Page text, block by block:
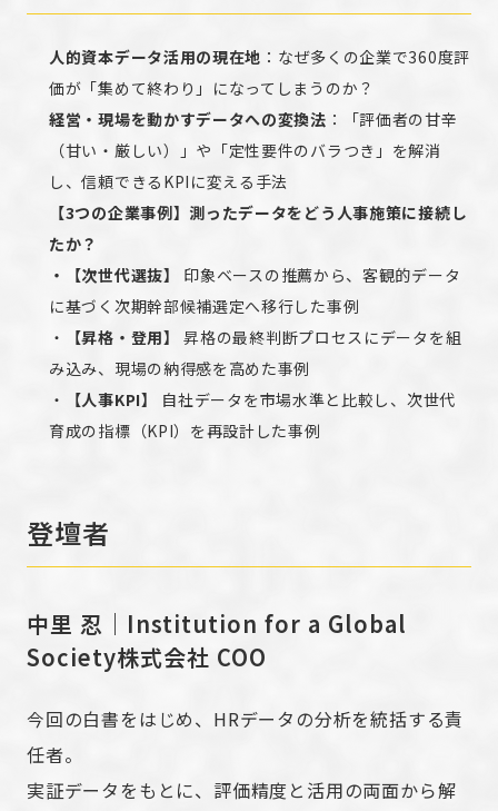
人的資本データ活用の現在地 ：なぜ多くの企業で360度評
価が「集めて終わり」になってしまうのか？
経営・現場を動かすデータへの変換法 ：「評価者の甘辛
（甘い・厳しい）」や「定性要件のバラつき」を解消
し、信頼できるKPIに変える手法
【3つの企業事例】測ったデータをどう人事施策に接続し
たか？
・【次世代選抜】
印象ベースの推薦から、客観的データ
に基づく次期幹部候補選定へ移行した事例
・
【昇格・登用】
昇格の最終判断プロセスにデータを組
み込み、現場の納得感を高めた事例
・
【人事KPI】
自社データを市場水準と比較し、次世代
育成の指標（KPI）を再設計した事例
登壇者
中里 忍｜Institution for a Global
Society株式会社 COO
今回の白書をはじめ、HRデータの分析を統括する責
任者。
実証データをもとに、評価精度と活用の両面から解